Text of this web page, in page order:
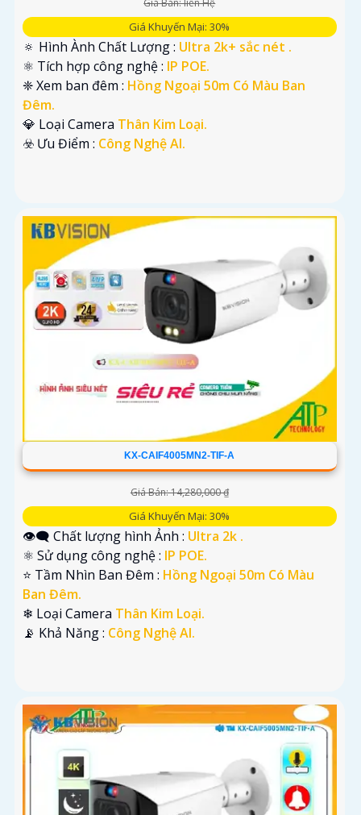
Giá Bán: liên Hệ
Giá Khuyến Mại: 30%
🔅 Hình Ành Chất Lượng : Ultra 2k+ sắc nét .
⚛️ Tích hợp công nghệ : IP POE.
❈ Xem ban đêm : Hồng Ngoại 50m Có Màu Ban
Đêm.
💎 Loại Camera Thân Kim Loại.
️☣️ Ưu Điểm : Công Nghệ AI.
KX-CAIF4005MN2-TIF-A
Giá Bán: 14,280,000 ₫
Giá Khuyến Mại: 30%
👁️‍🗨 Chất lượng hình Ảnh : Ultra 2k .
⚛️ Sử dụng công nghệ : IP POE.
⭐ Tầm Nhìn Ban Đêm : Hồng Ngoại 50m Có Màu
Ban Đêm.
❄ Loại Camera Thân Kim Loại.
️📡 Khả Năng : Công Nghệ AI.